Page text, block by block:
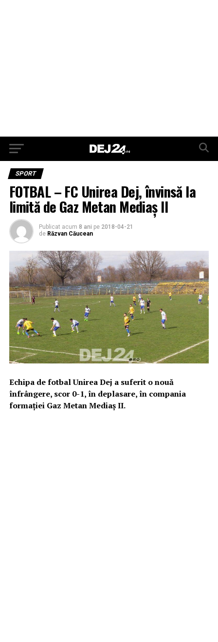
SPORT
FOTBAL – FC Unirea Dej, învinsă la
limită de Gaz Metan Mediaș II
Publicat acum 8 ani pe 2018-04-21
de Răzvan Căucean
Echipa de fotbal Unirea Dej a suferit o nouă
înfrângere, scor 0-1, în deplasare, în compania
formației Gaz Metan Mediaș II.